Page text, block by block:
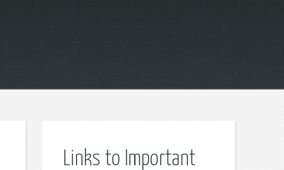
Links to Important